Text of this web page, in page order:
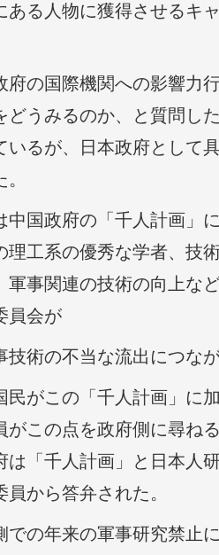
ある人物に獲得させるキ
府の国際機関への影響力
どうみるのか、と質問し
いるが、日本政府として
中国政府の「千人計画」
理工系の優秀な学者、技
軍事関連の技術の向上な
員会が
技術の不当な流出につな
民がこの「千人計画」に
がこの点を政府側に尋ね
は「千人計画」と日本人
から答弁された。
での年来の軍事研究禁止